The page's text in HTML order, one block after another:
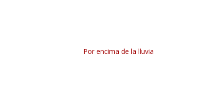
Por encima de la lluvia